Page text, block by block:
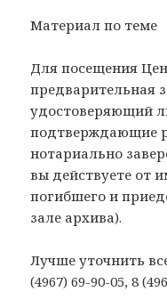
Материал по теме
Для посещения
предварительная
удостоверяющий
подтверждающие
нотариально
вы действуете от
погибшего и
зале архива).
Лучше уточнить
(4967) 69-90-05, 8